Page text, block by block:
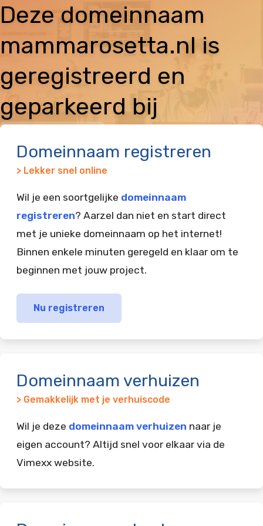
Deze domeinnaam
mammarosetta.nl is
geregistreerd en
geparkeerd bij
Domeinnaam registreren
> Lekker snel online
Wil je een soortgelijke domeinnaam
registreren? Aarzel dan niet en start direct
met je unieke domeinnaam op het internet!
Binnen enkele minuten geregeld en klaar om te
beginnen met jouw project.
Nu registreren
Domeinnaam verhuizen
> Gemakkelijk met je verhuiscode
Wil je deze domeinnaam verhuizen naar je
eigen account? Altijd snel voor elkaar via de
Vimexx website.